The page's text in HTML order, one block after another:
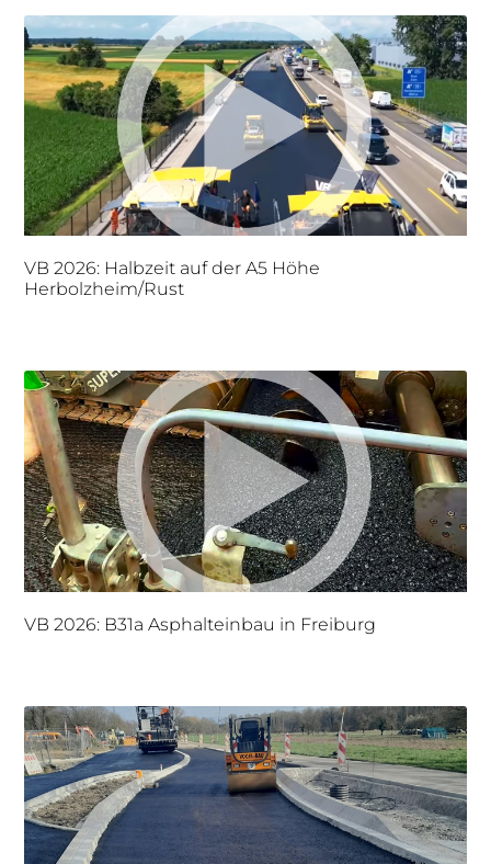
VB 2026: Halbzeit auf der A5 Höhe
Herbolzheim/Rust
VB 2026: B31a Asphalteinbau in Freiburg